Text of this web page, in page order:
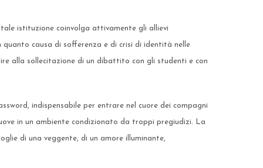
istituzione coinvolga attivamente gli allievi
quanto causa di sofferenza e di crisi di identità nelle
alla sollecitazione di un dibattito con gli studenti e con
indispensabile per entrare nel cuore dei compagni
in un ambiente condizionato da troppi pregiudizi. La
di una veggente, di un amore illuminante,